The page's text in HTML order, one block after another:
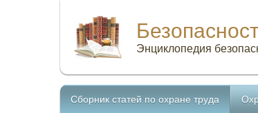
Энциклопедия
Сборник статей по охране труда